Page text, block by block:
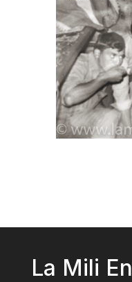
La Mili